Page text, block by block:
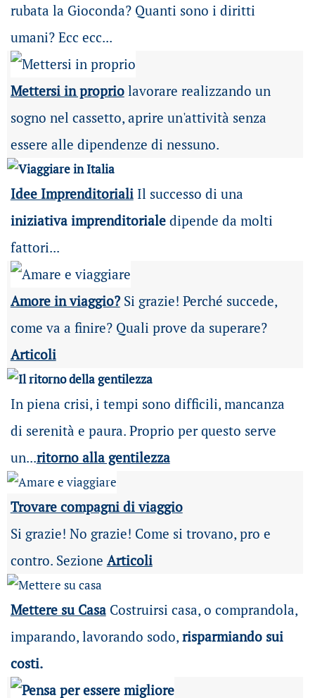
rubata la Gioconda? Quanti sono i diritti
umani? Ecc ecc...
Mettersi in propriolavorare realizzando un
sogno nel cassetto, aprire un'attività senza
essere alle dipendenze di nessuno.
Idee ImprenditorialiIl successo di una
iniziativa imprenditorialedipende da molti
fattori...
Amore in viaggio?Si grazie! Perché succede,
come va a finire? Quali prove da superare?
Articoli
In piena crisi, i tempi sono difficili, mancanza
di serenità e paura. Proprio per questo serve
un...ritorno alla gentilezza
Trovare compagni di viaggio
Si grazie! No grazie! Come si trovano, pro e
contro. Sezione Articoli
Mettere su Casa Costruirsi casa, o comprandola,
imparando, lavorando sodo, risparmiando sui
costi.